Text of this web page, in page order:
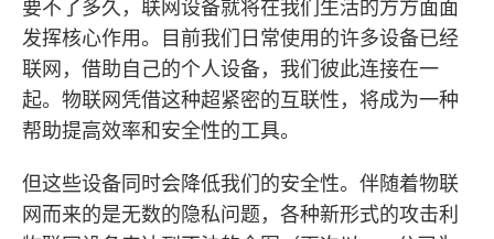
要不了多久，联网设备就将在我们生活的方方面面
发挥核心作用。目前我们日常使用的许多设备已经
联网，借助自己的个人设备，我们彼此连接在一
起。物联网凭借这种超紧密的互联性，将成为一种
帮助提高效率和安全性的工具。
但这些设备同时会降低我们的安全性。伴随着物联
网而来的是无数的隐私问题，各种新形式的攻击利